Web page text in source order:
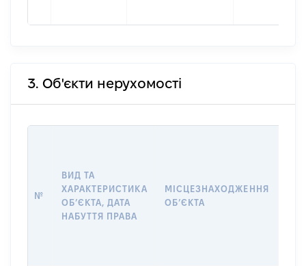
3. Об'єкти нерухомості
№
ВИД ТА
ХАРАКТЕРИСТИКА
ОБʼЄКТА, ДАТА
НАБУТТЯ ПРАВА
МІСЦЕЗНАХОДЖЕННЯ
ОБʼЄКТА